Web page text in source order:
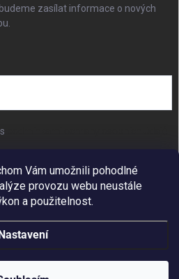
Vám umožnili pohodlné
provozu webu neustále
a použitelnost.
zasílat informace o nových
. Všechna práva vyhrazena.
by Filipesmedia 🧡